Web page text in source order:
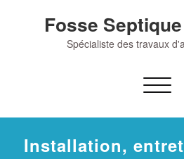
Fosse
Spécialiste des travaux
Installation,